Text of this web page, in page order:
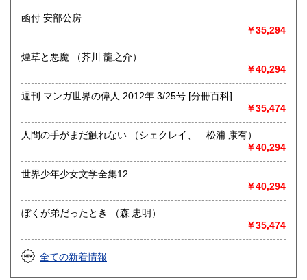
函付 安部公房
￥35,294
煙草と悪魔 （芥川 龍之介）
￥40,294
週刊 マンガ世界の偉人 2012年 3/25号 [分冊百科]
￥35,474
人間の手がまだ触れない （シェクレイ、 松浦 康有）
￥40,294
世界少年少女文学全集12
￥40,294
ぼくが弟だったとき （森 忠明）
￥35,474
全ての新着情報